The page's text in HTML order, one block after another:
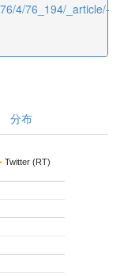
4/76_194/_article/-
分布
Twitter (RT)